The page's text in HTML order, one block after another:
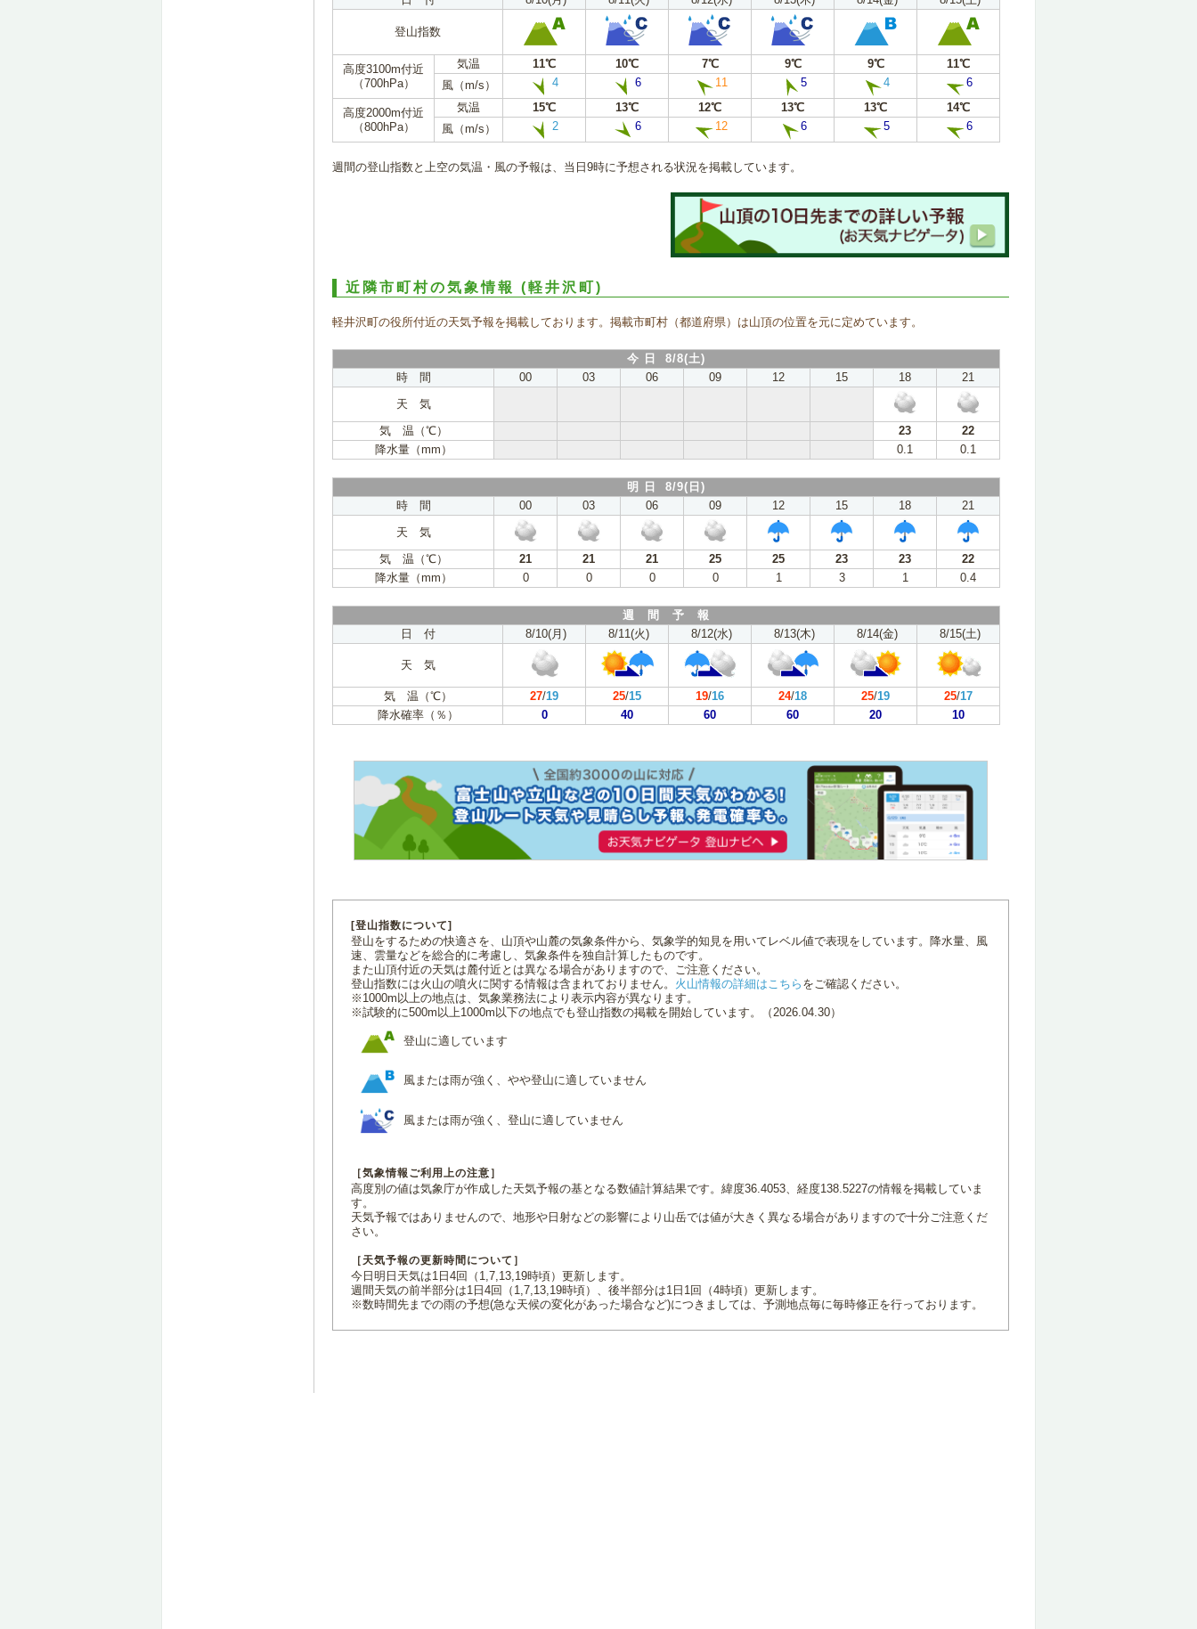
登山指数
高度3100m付近
（700hPa）
気温 11℃ 10℃ 7℃ 9℃ 9℃
11℃
風（m/s）
4 6 11 5 4 6
高度2000m付近
（800hPa）
気温 15℃ 13℃ 12℃ 13℃ 13℃
14℃
風（m/s）
2 6 12 6 5 6
週間の登山指数と上空の気温・風の予報は、当日9時に予想される状況を掲載しています。
近隣市町村の気象情報 (軽井沢町)
軽井沢町の役所付近の天気予報を掲載しております。掲載市町村（都道府県）は山頂の位置を元に定めています。
今 日 8/8(土)
時 間
00 03 06 09 12 15 18
21
天 気
気 温（℃）
23
22
降水量（mm）
0.1 0.1
明 日 8/9(日)
時 間
00 03 06 09 12 15 18
21
天 気
気 温（℃）
21 21 21 25 25 23 23
22
降水量（mm）
0 0 0 0 1 3 1 0.4
週 間 予 報
日 付
8/10(月) 8/11(火) 8/12(水) 8/13(木) 8/14(金) 8/15(土)
天 気
気 温（℃） 27/19 25/15 19/16 24/18 25/19 25/17
降水確率（％）
0 40 60 60 20 10
[登山指数について]
登山をするための快適さを、山頂や山麓の気象条件から、気象学的知見を用いてレベル値で表現をしています。降水量、風
速、雲量などを総合的に考慮し、気象条件を独自計算したものです。
また山頂付近の天気は麓付近とは異なる場合がありますので、ご注意ください。
登山指数には火山の噴火に関する情報は含まれておりません。 火山情報の詳細はこちら をご確認ください。
※1000m以上の地点は、気象業務法により表示内容が異なります。
※試験的に500m以上1000m以下の地点でも登山指数の掲載を開始しています。（2026.04.30）
登山に適しています
風または雨が強く、やや登山に適していません
風または雨が強く、登山に適していません
［気象情報ご利用上の注意］
高度別の値は気象庁が作成した天気予報の基となる数値計算結果です。緯度36.4053、経度138.5227の情報を掲載していま
す。
天気予報ではありませんので、地形や日射などの影響により山岳では値が大きく異なる場合がありますので十分ご注意くだ
さい。
［天気予報の更新時間について］
今日明日天気は1日4回（1,7,13,19時頃）更新します。
週間天気の前半部分は1日4回（1,7,13,19時頃）、後半部分は1日1回（4時頃）更新します。
※数時間先までの雨の予想(急な天候の変化があった場合など)につきましては、予測地点毎に毎時修正を行っております。